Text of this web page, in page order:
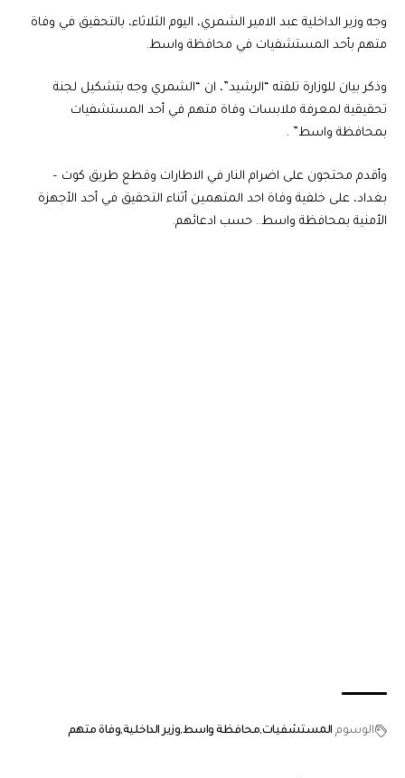
وجه وزير الداخلية عبد الامير الشمري، اليوم الثلاثاء، بالتحقيق في وفاة
متهم بأحد المستشفيات في محافظة واسط.
وذكر بيان للوزارة تلقته “الرشيد”، ان “الشمري وجه بتشكيل لجنة
تحقيقية لمعرفة ملابسات وفاة متهم في أحد المستشفيات
بمحافظة واسط” .
وأقدم محتجون على اضرام النار في الاطارات وقطع طريق كوت –
بغداد، على خلفية وفاة احد المتهمين أثناء التحقيق في أحد الأجهزة
الأمنية بمحافظة واسط.. حسب ادعائهم.
الوسوم المستشفياتمحافظة واسطوزير الداخليةوفاة متهم